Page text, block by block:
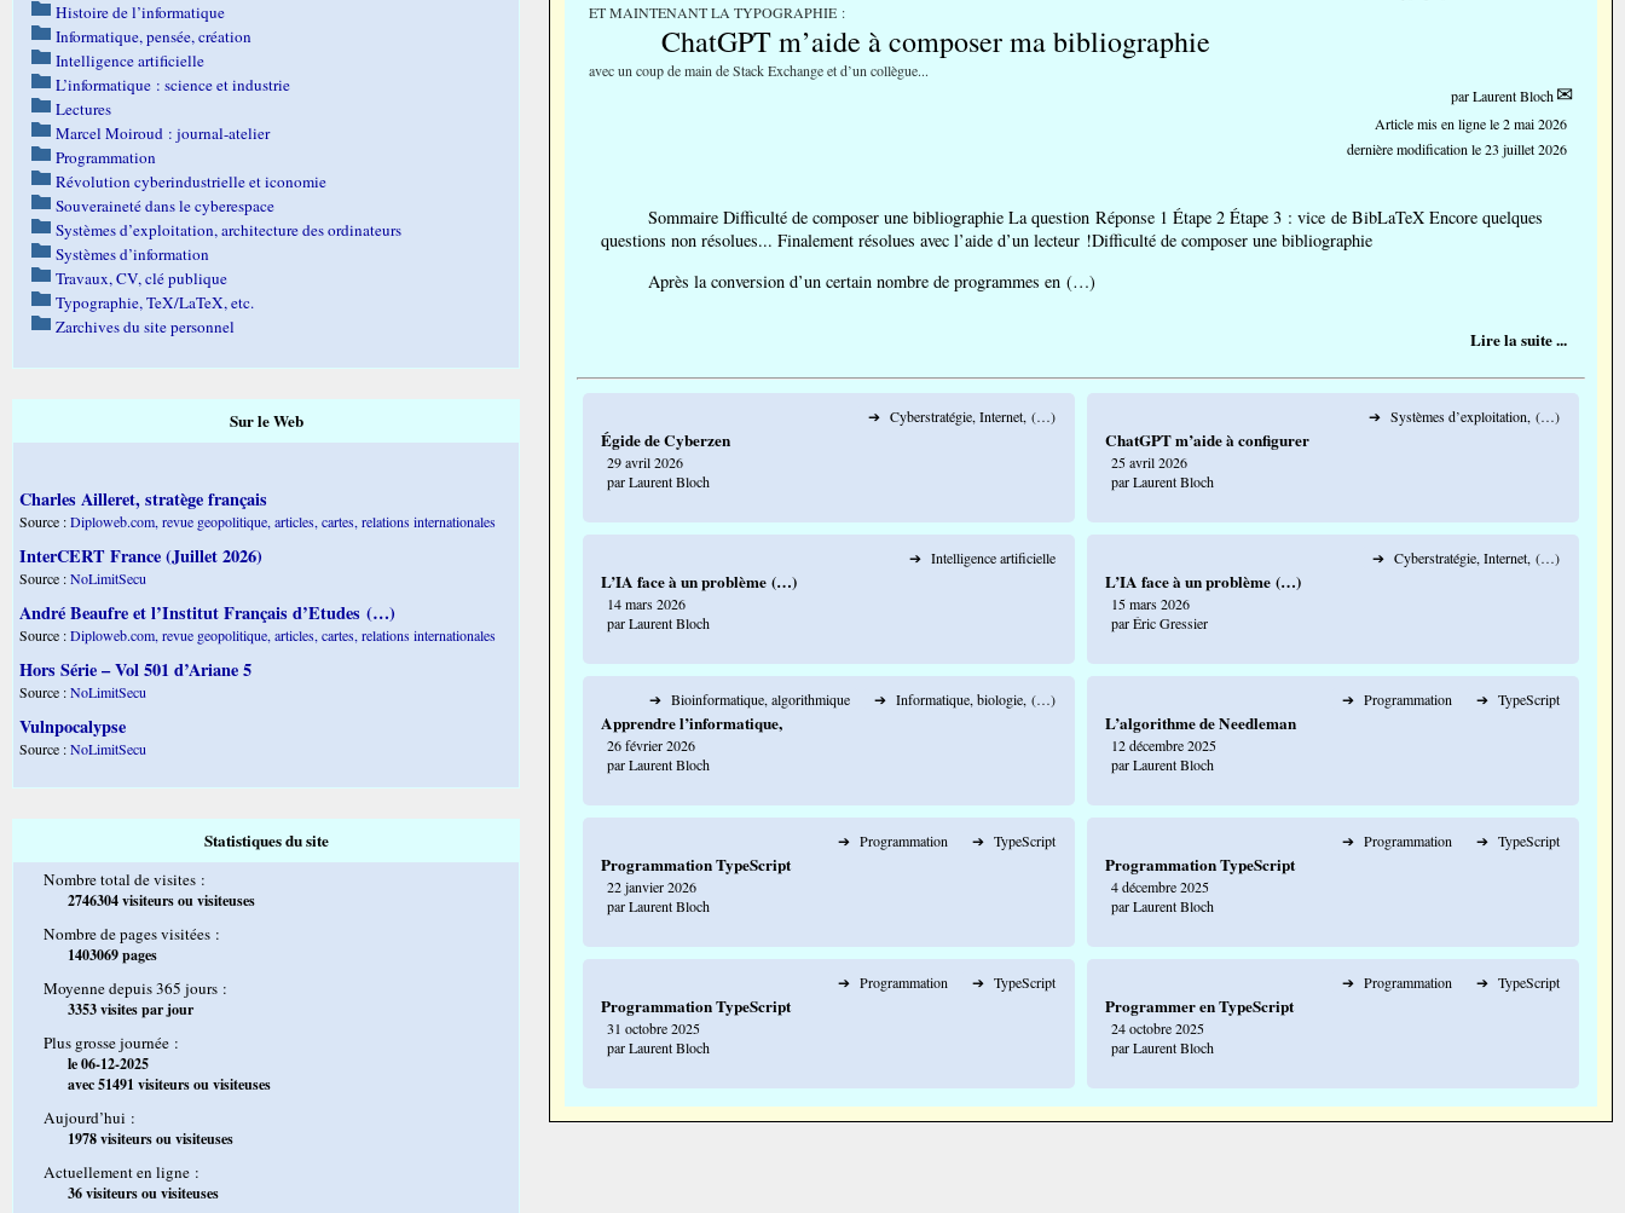
ET MAINTENANT LA TYPOGRAPHIE :
ChatGPT m’aide à composer ma bibliographie
avec un coup de main de Stack Exchange et d’un collègue...
parLaurent Bloch
Article mis en ligne le2 mai 2026
dernière modification le 23 juillet 2026
Sommaire Difficulté de composer une bibliographie La question Réponse 1 Étape 2 Étape 3 : vice de BibLaTeX Encore quelques
questions non résolues... Finalement résolues avec l’aide d’un lecteur !Difficulté de composer une bibliographie
Après la conversion d’un certain nombre de programmes en (…)
Lire la suite ...
➔ Cyberstratégie, Internet, (…)
Égide de Cyberzen
29 avril 2026
par Laurent Bloch
➔ Systèmes d’exploitation, (…)
ChatGPT m’aide à configurer
25 avril 2026
par Laurent Bloch
➔ Intelligence artificielle
L’IA face à un problème (…)
14 mars 2026
par Laurent Bloch
➔ Cyberstratégie, Internet, (…)
L’IA face à un problème (…)
15 mars 2026
par Éric Gressier
➔ Bioinformatique, algorithmique ➔ Informatique, biologie, (…)
Apprendre l’informatique,
26 février 2026
par Laurent Bloch
➔ Programmation ➔ TypeScript
L’algorithme de Needleman
12 décembre 2025
par Laurent Bloch
➔ Programmation ➔ TypeScript
Programmation TypeScript
22 janvier 2026
par Laurent Bloch
➔ Programmation ➔ TypeScript
Programmation TypeScript
4 décembre 2025
par Laurent Bloch
➔ Programmation ➔ TypeScript
Programmation TypeScript
31 octobre 2025
par Laurent Bloch
➔ Programmation ➔ TypeScript
Programmer en TypeScript
24 octobre 2025
par Laurent Bloch
Histoire de l’informatique
Informatique, pensée, création
Intelligence artificielle
L’informatique : science et industrie
Lectures
Marcel Moiroud : journal-atelier
Programmation
Révolution cyberindustrielle et iconomie
Souveraineté dans le cyberespace
Systèmes d’exploitation, architecture des ordinateurs
Systèmes d’information
Travaux, CV, clé publique
Typographie, TeX/LaTeX, etc.
Zarchives du site personnel
Sur le Web
Charles Ailleret, stratège français
Source :Diploweb.com, revue geopolitique, articles, cartes, relations internationales
InterCERT France (Juillet 2026)
Source :NoLimitSecu
André Beaufre et l’Institut Français d’Etudes (…)
Source :Diploweb.com, revue geopolitique, articles, cartes, relations internationales
Hors Série – Vol 501 d’Ariane 5
Source :NoLimitSecu
Vulnpocalypse
Source :NoLimitSecu
Statistiques du site
Nombre total de visites :
2746304 visiteurs ou visiteuses
Nombre de pages visitées :
1403069 pages
Moyenne depuis 365 jours :
3353 visites par jour
Plus grosse journée :
le 06-12-2025
avec 51491 visiteurs ou visiteuses
Aujourd’hui :
1978 visiteurs ou visiteuses
Actuellement en ligne :
36 visiteurs ou visiteuses